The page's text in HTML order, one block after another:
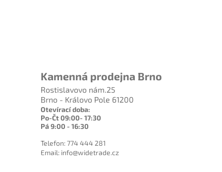
Kamenná prodejna Brno
Rostislavovo nám.25
Brno - Královo Pole 61200
Otevírací doba:
Po-Čt 09:00- 17:30
Pá 9:00 - 16:30
Telefon: 774 444 281
Email: info@widetrade.cz